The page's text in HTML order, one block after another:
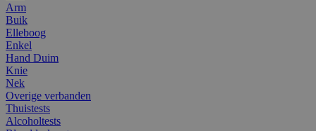
Arm
Buik
Elleboog
Enkel
Hand Duim
Knie
Nek
Overige verbanden
Thuistests
Alcoholtests